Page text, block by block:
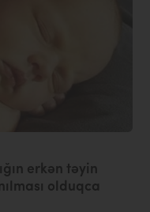
erkən təyin
olduqca